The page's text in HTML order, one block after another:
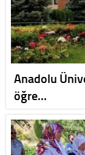
Anadolu
öğre…